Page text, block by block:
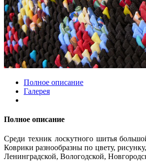
Полное описание
Галерея
Полное описание
Среди техник лоскутного шитья
Коврики разнообразны по цвету,
Ленинградской, Вологодской,